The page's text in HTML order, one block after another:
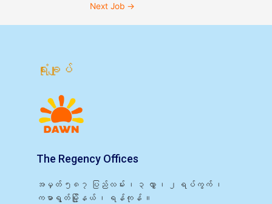
Next Job →
ရုံးချုပ်
The Regency Offices
အမှတ် ၅၈၇ ပြည်လမ်း ၊ ၃ လွှာ ၊ ၂ ရပ်ကွက် ၊
ကမာရွတ်မြို့နယ် ၊ ရန်ကုန် ။